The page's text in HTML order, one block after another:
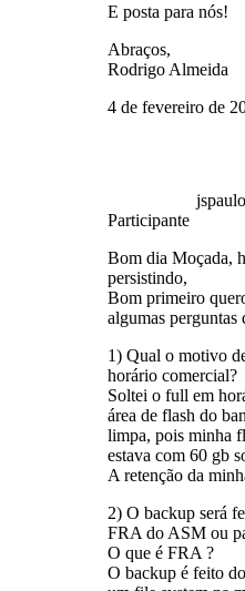
E posta para nós!
Abraços,
Rodrigo Almeida
4 de fevereiro de
Participante
Bom dia Moçada,
persistindo,
Bom primeiro
algumas
1) Qual o motivo
horário comercial?
Soltei o full em
área de flash do
limpa, pois minha
estava com 60 gb
A retenção da
2) O backup será
FRA do ASM ou
O que é FRA ?
O backup é feito